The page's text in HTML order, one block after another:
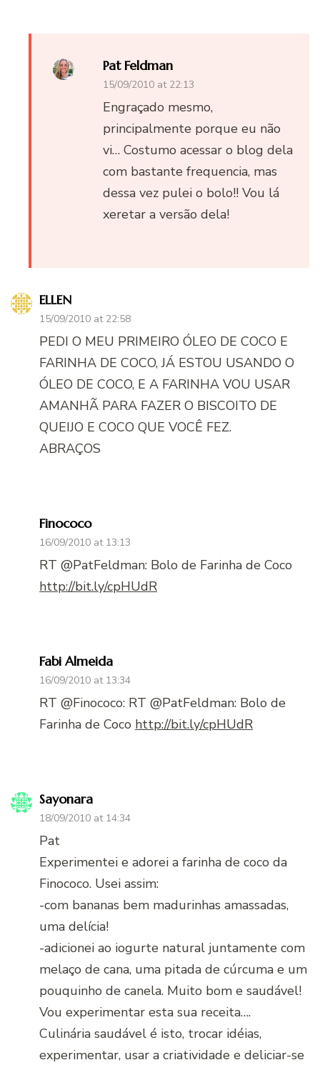
Pat Feldman
15/09/2010 at 22:13
Engraçado mesmo,
principalmente porque eu não
vi… Costumo acessar o blog dela
com bastante frequencia, mas
dessa vez pulei o bolo!! Vou lá
xeretar a versão dela!
ELLEN
15/09/2010 at 22:58
PEDI O MEU PRIMEIRO ÓLEO DE COCO E
FARINHA DE COCO, JÁ ESTOU USANDO O
ÓLEO DE COCO, E A FARINHA VOU USAR
AMANHÃ PARA FAZER O BISCOITO DE
QUEIJO E COCO QUE VOCÊ FEZ.
ABRAÇOS
Finococo
16/09/2010 at 13:13
RT @PatFeldman: Bolo de Farinha de Coco
http://bit.ly/cpHUdR
Fabi Almeida
16/09/2010 at 13:34
RT @Finococo: RT @PatFeldman: Bolo de
Farinha de Coco http://bit.ly/cpHUdR
Sayonara
18/09/2010 at 14:34
Pat
Experimentei e adorei a farinha de coco da
Finococo. Usei assim:
-com bananas bem madurinhas amassadas,
uma delícia!
-adicionei ao iogurte natural juntamente com
melaço de cana, uma pitada de cúrcuma e um
pouquinho de canela. Muito bom e saudável!
Vou experimentar esta sua receita….
Culinária saudável é isto, trocar idéias,
experimentar, usar a criatividade e deliciar-se